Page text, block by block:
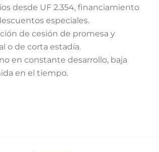
desde UF 2.354, financiamiento
especiales.
de cesión de promesa y
o de corta estadía.
en constante desarrollo, baja
en el tiempo.